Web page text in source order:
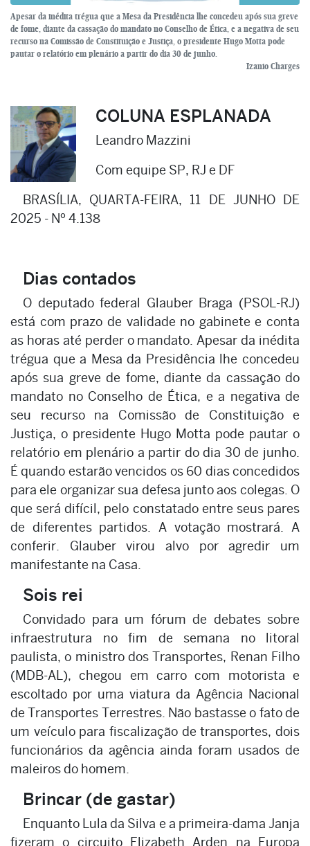
Apesar da inédita trégua que a Mesa da Presidência lhe concedeu após sua greve
de fome, diante da cassação do mandato no Conselho de Ética, e a negativa de seu
recurso na Comissão de Constituição e Justiça, o presidente Hugo Motta pode
pautar o relatório em plenário a partir do dia 30 de junho.
Izanio Charges
COLUNA ESPLANADA
Leandro Mazzini
Com equipe SP, RJ e DF
BRASÍLIA, QUARTA-FEIRA, 11 DE JUNHO DE
2025 - Nº 4.138
Dias contados
O deputado federal Glauber Braga (PSOL-RJ)
está com prazo de validade no gabinete e conta
as horas até perder o mandato. Apesar da inédita
trégua que a Mesa da Presidência lhe concedeu
após sua greve de fome, diante da cassação do
mandato no Conselho de Ética, e a negativa de
seu recurso na Comissão de Constituição e
Justiça, o presidente Hugo Motta pode pautar o
relatório em plenário a partir do dia 30 de junho.
É quando estarão vencidos os 60 dias concedidos
para ele organizar sua defesa junto aos colegas. O
que será difícil, pelo constatado entre seus pares
de diferentes partidos. A votação mostrará. A
conferir. Glauber virou alvo por agredir um
manifestante na Casa.
Sois rei
Convidado para um fórum de debates sobre
infraestrutura no fim de semana no litoral
paulista, o ministro dos Transportes, Renan Filho
(MDB-AL), chegou em carro com motorista e
escoltado por uma viatura da Agência Nacional
de Transportes Terrestres. Não bastasse o fato de
um veículo para fiscalização de transportes, dois
funcionários da agência ainda foram usados de
maleiros do homem.
Brincar (de gastar)
Enquanto Lula da Silva e a primeira-dama Janja
fizeram o circuito Elizabeth Arden na Europa